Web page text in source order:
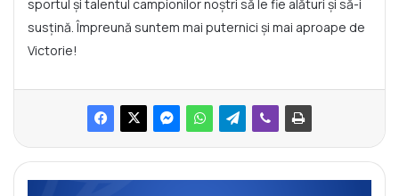
sportul și talentul campionilor noștri să le fie alături și să-i
susțină. Împreună suntem mai puternici și mai aproape de
Victorie!